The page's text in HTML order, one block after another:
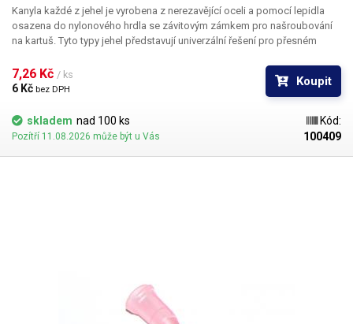
Kanyla každé z jehel je vyrobena z nerezavějící oceli a pomocí lepidla
osazena do nylonového hrdla se závitovým zámkem pro našroubování
na kartuš. Tyto typy jehel představují univerzální řešení pro přesném
silikony, epoxidy, lepidla... Každá z jehel je vybavena dvojitým závitem a
zámkovým systémem ke spolehlivému a rychlému uchycení
7,26 Kč / ks
6 Kč bez DPH
Koupit
skladem nad 100 ks
Pozítří 11.08.2026 může být u Vás
Kód:
100409